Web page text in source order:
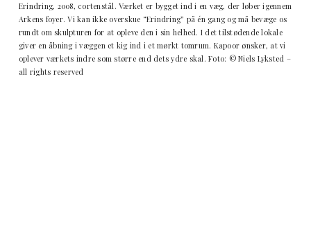
Erindring, 2008, cortenstål. Værket er bygget ind i en væg, der løber igennem
Arkens foyer. Vi kan ikke overskue “Erindring” på én gang og må bevæge os
rundt om skulpturen for at opleve den i sin helhed. I det tilstødende lokale
giver en åbning i væggen et kig ind i et mørkt tomrum. Kapoor ønsker, at vi
oplever værkets indre som større end dets ydre skal. Foto: © Niels Lyksted –
all rights reserved